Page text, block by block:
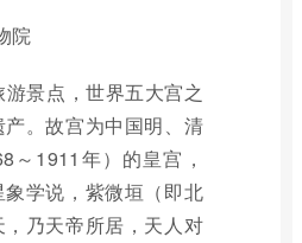
院
景点，世界五大宫之
。故宫为中国明、清
～1911年）的皇宫，
学说，紫微垣（即北
乃天帝所居，天人对